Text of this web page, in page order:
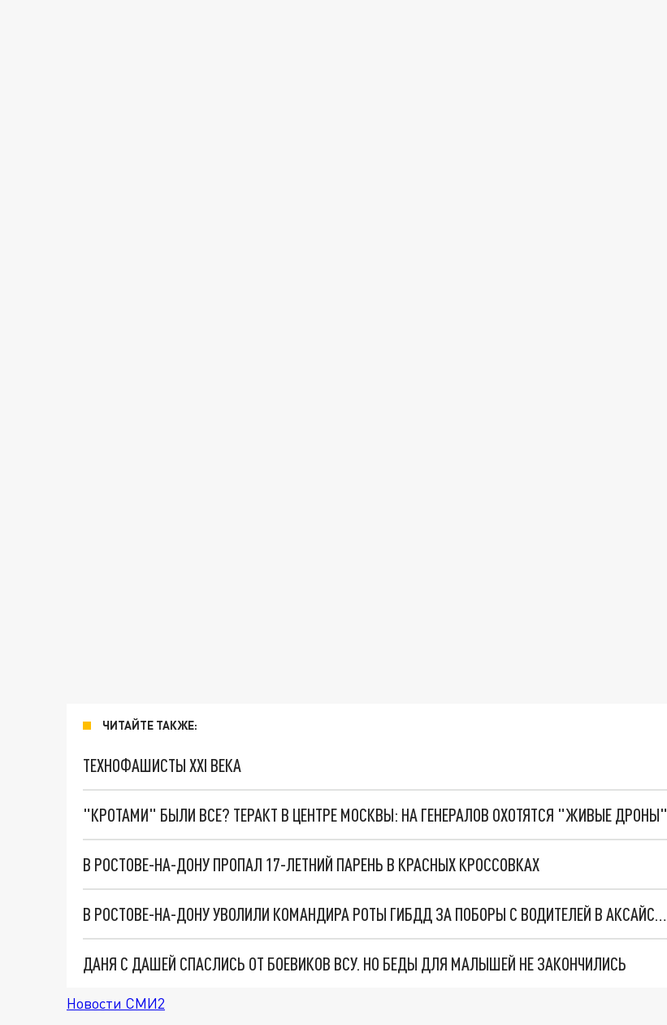
ЧИТАЙТЕ ТАКЖЕ:
ТЕХНОФАШИСТЫ XXI ВЕКА
"КРОТАМИ" БЫЛИ ВСЕ? ТЕРАКТ В ЦЕНТРЕ МОСКВЫ: НА ГЕНЕРАЛОВ ОХОТЯТСЯ "ЖИВЫЕ ДРОНЫ"
В РОСТОВЕ-НА-ДОНУ ПРОПАЛ 17-ЛЕТНИЙ ПАРЕНЬ В КРАСНЫХ КРОССОВКАХ
В РОСТОВЕ-НА-ДОНУ УВОЛИЛИ КОМАНДИРА РОТЫ ГИБДД ЗА ПОБОРЫ С ВОДИТЕЛЕЙ В АКСАЙСКОМ РАЙОНЕ
ДАНЯ С ДАШЕЙ СПАСЛИСЬ ОТ БОЕВИКОВ ВСУ. НО БЕДЫ ДЛЯ МАЛЫШЕЙ НЕ ЗАКОНЧИЛИСЬ
Новости СМИ2